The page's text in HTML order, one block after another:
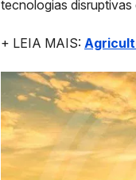
tecnologias
+ LEIA MAIS: